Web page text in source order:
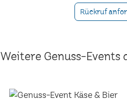
Rückruf
Weitere Genuss-Events